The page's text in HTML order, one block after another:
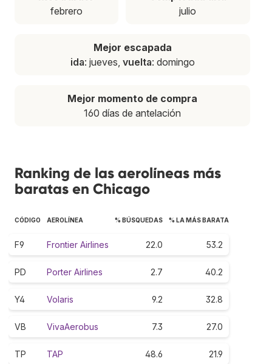
febrero
julio
Mejor escapada
ida: jueves, vuelta: domingo
Mejor momento de compra
160 días de antelación
Ranking de las aerolíneas más
baratas en Chicago
CÓDIGO AEROLÍNEA % BÚSQUEDAS % LA MÁS BARATA
F9 Frontier Airlines 22.0 53.2
PD Porter Airlines 2.7 40.2
Y4 Volaris 9.2 32.8
VB VivaAerobus 7.3 27.0
TP TAP 48.6 21.9